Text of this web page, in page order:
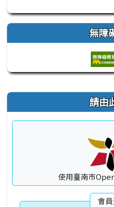
無障
右邊區域內容 請由
使用臺南市
會